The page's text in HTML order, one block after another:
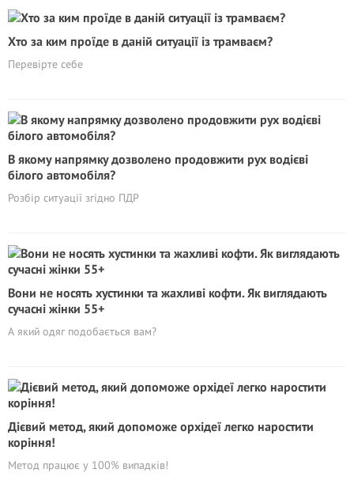
Хто за ким проїде в даній ситуації із трамваєм?
Перевірте себе
В якому напрямку дозволено продовжити рух водієві
білого автомобіля?
Розбір ситуації згідно ПДР
Вони не носять хустинки та жахливі кофти. Як виглядають
сучасні жінки 55+
А який одяг подобається вам?
Дієвий метод, який допоможе орхідеї легко наростити
коріння!
Метод працює у 100% випадків!